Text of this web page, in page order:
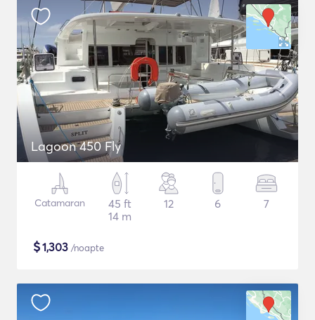
Lagoon 450 Fly
Catamaran
45 ft
14 m
12 6 7
$1,303 /noapte